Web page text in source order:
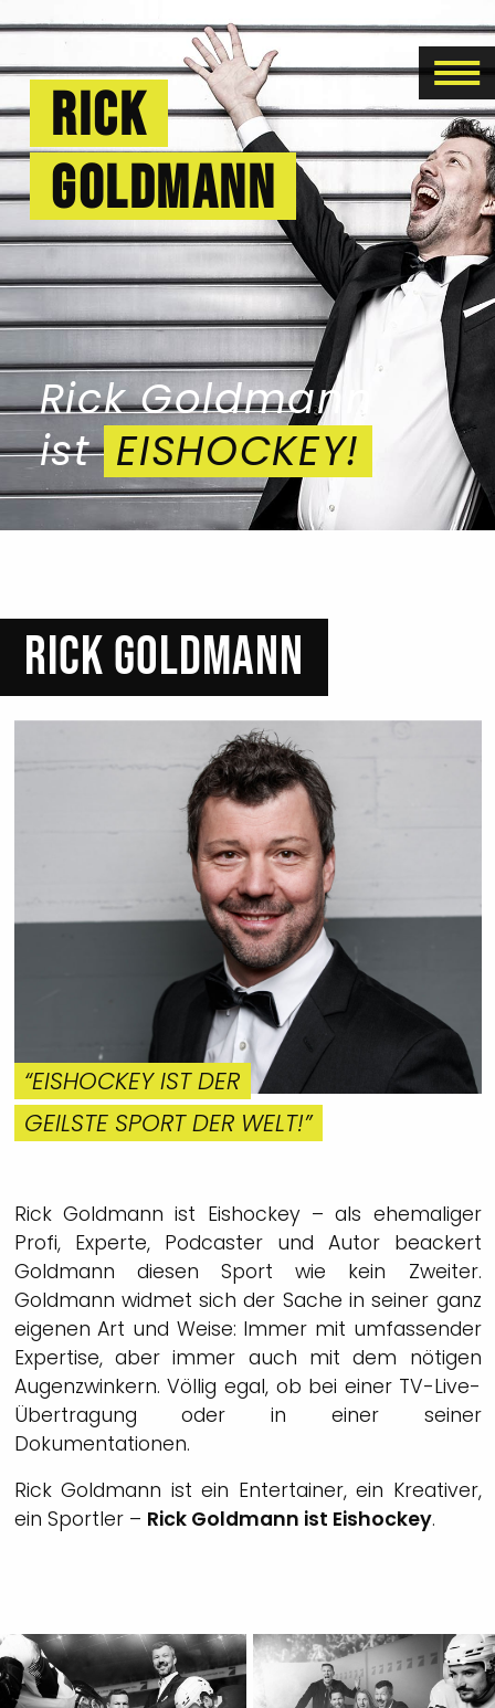
Rick
Goldmann
Rick Goldmann
ist EISHOCKEY!
RICK GOLDMANN
“EISHOCKEY IST DER
GEILSTE SPORT DER WELT!”
Rick Goldmann ist Eishockey – als ehemaliger
Profi, Experte, Podcaster und Autor beackert
Goldmann diesen Sport wie kein Zweiter.
Goldmann widmet sich der Sache in seiner ganz
eigenen Art und Weise: Immer mit umfassender
Expertise, aber immer auch mit dem nötigen
Augenzwinkern. Völlig egal, ob bei einer TV-Live-
Übertragung oder in einer seiner
Dokumentationen.
Rick Goldmann ist ein Entertainer, ein Kreativer,
ein Sportler – Rick Goldmann ist Eishockey.